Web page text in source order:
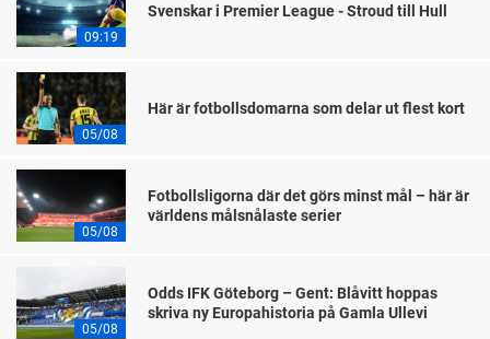
09:19
Svenskar i Premier League - Stroud till Hull
05/08
Här är fotbollsdomarna som delar ut flest kort
05/08
Fotbollsligorna där det görs minst mål – här är
världens målsnålaste serier
05/08
Odds IFK Göteborg – Gent: Blåvitt hoppas
skriva ny Europahistoria på Gamla Ullevi